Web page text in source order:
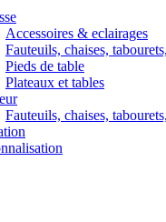
Accessoires & eclairages
Fauteuils, chaises,
Pieds de table
Plateaux et tables
Fauteuils, chaises,